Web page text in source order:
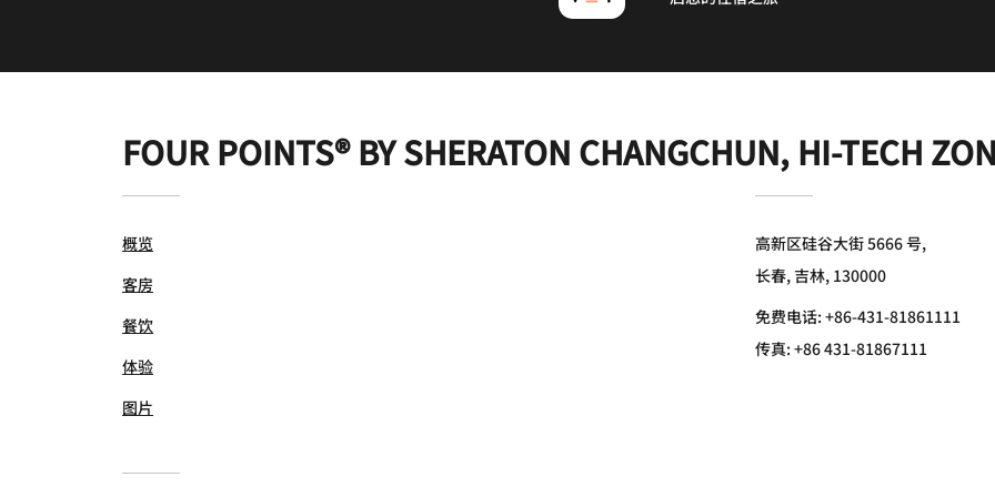
FOUR POINTS® BY SHERATON CHANGCHUN, HI-TECH
概览
客房
餐饮
体验
图片
高新区硅谷大街 5666 号,
长春, 吉林, 130000
免费电话:+86-431-81861111
传真:+86 431-81867111